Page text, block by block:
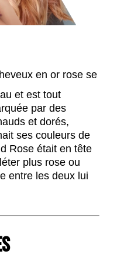
en or rose se
et est tout
par des
et dorés,
ses couleurs de
Rose était en tête
plus rose ou
entre les deux lui